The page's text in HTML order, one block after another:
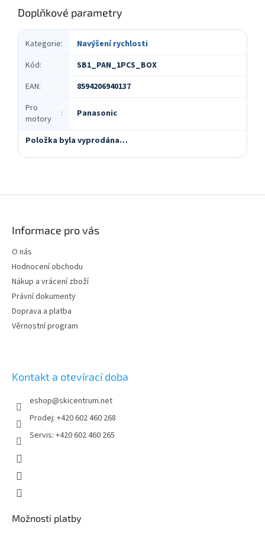
Doplňkové parametry
Kategorie:
Navýšení rychlosti
Kód:
SB1_PAN_1PCS_BOX
EAN:
8594206940137
Pro
motory
: Panasonic
Položka byla vyprodána…
Informace pro vás
O nás
Hodnocení obchodu
Nákup a vrácení zboží
Právní dokumenty
Doprava a platba
Věrnostní program
Kontakt a otevírací doba
eshop@skicentrum.net
Prodej: +420 602 460 268
Servis: +420 602 460 265
Možnosti platby